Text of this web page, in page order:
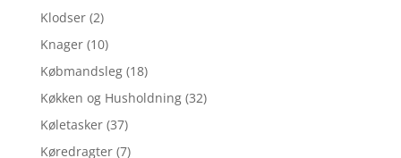
Klodser (2)
Knager (10)
Købmandsleg (18)
Køkken og Husholdning (32)
Køletasker (37)
Køredragter (7)